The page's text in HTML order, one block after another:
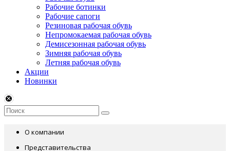
Рабочие ботинки
Рабочие сапоги
Резиновая рабочая обувь
Непромокаемая рабочая обувь
Демисезонная рабочая обувь
Зимняя рабочая обувь
Летняя рабочая обувь
Акции
Новинки
О компании
Представительства